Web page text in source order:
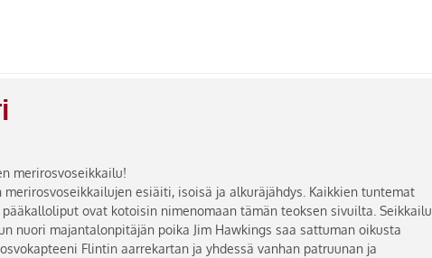
merirosvoseikkailu!
merirosvoseikkailujen esiäiti, isoisä ja alkuräjähdys. Kaikkien tuntemat
ovat kotoisin nimenomaan tämän teoksen sivuilta. Seikkailu
nuori majantalonpitäjän poika Jim Hawkings saa sattuman oikusta
Flintin aarrekartan ja yhdessä vanhan patruunan ja